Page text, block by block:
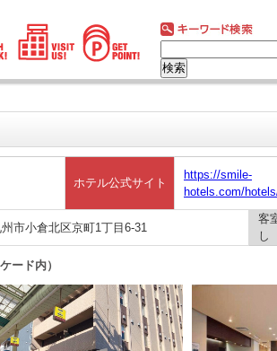
ホテル公式サイト
https://smile-
hotels.com/
市小倉北区京町1丁目6-31
客
し
ード内）